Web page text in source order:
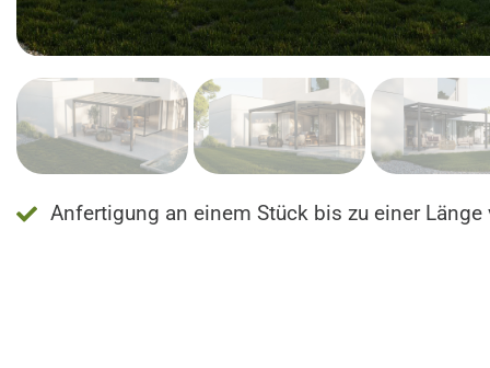
Anfertigung an einem Stück bis zu einer